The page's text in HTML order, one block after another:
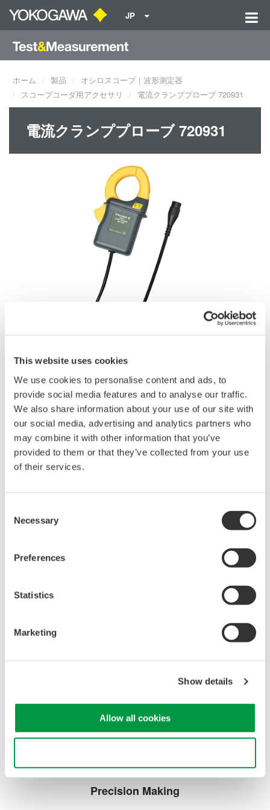
This website uses cookies
We use cookies to personalise content and ads, to
provide social media features and to analyse our traffic.
We also share information about your use of our site with
our social media, advertising and analytics partners who
may combine it with other information that you’ve
provided to them or that they’ve collected from your use
of their services.
Selection
Necessary
Preferences
Statistics
Marketing
Show details
Allow all cookies
JP
ホーム 製品
オシロスコープ｜波形測定器
スコープコーダ用アクセサリ
電流クランププローブ 720931
電流クランププローブ 720931
周波数帯域 ：40Hz~3.5kHz
測定範囲
：AC0~200Arms
測定可能導体径
出力端子
：絶縁型BNC
見積りのご相談 技術的なお問い合わせ
取扱説明書
(538.5 KB)
外形図
お問い合わせ
Precision Making